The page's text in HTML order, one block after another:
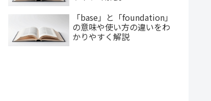
「base」と「foundation」
の意味や使い方の違いをわ
かりやすく解説